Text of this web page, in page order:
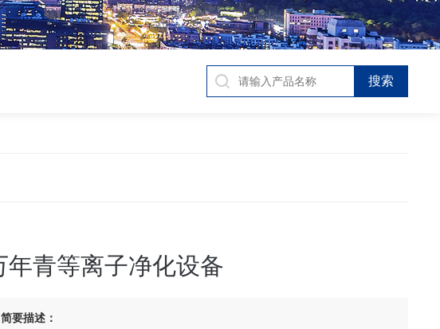
年青等离子净化设备
简要描述：